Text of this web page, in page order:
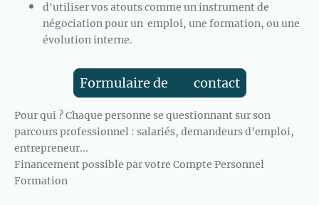
d'utiliser vos atouts comme un instrument de
négociation pour un emploi, une formation, ou une
évolution interne.
Formulaire de contact
Pour qui ? Chaque personne se questionnant sur son
parcours professionnel : salariés, demandeurs d'emploi,
entrepreneur...
Financement possible par votre Compte Personnel
Formation